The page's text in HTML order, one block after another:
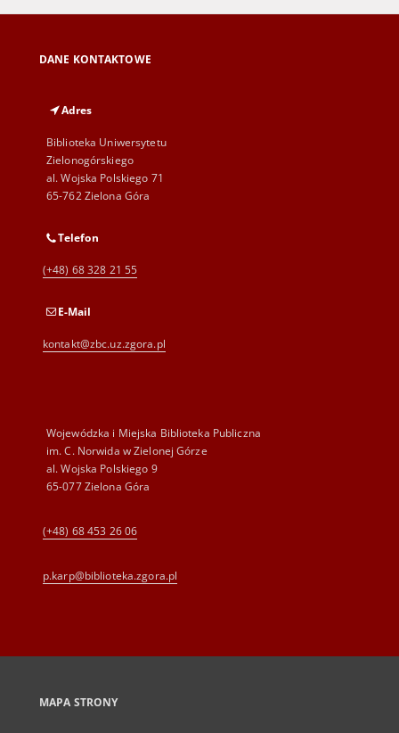
DANE KONTAKTOWE
Adres
Biblioteka Uniwersytetu
Zielonogórskiego
al. Wojska Polskiego 71
65-762 Zielona Góra
Telefon
(+48) 68 328 21 55
E-Mail
kontakt@zbc.uz.zgora.pl
Wojewódzka i Miejska Biblioteka Publiczna
im. C. Norwida w Zielonej Górze
al. Wojska Polskiego 9
65-077 Zielona Góra
(+48) 68 453 26 06
p.karp@biblioteka.zgora.pl
MAPA STRONY